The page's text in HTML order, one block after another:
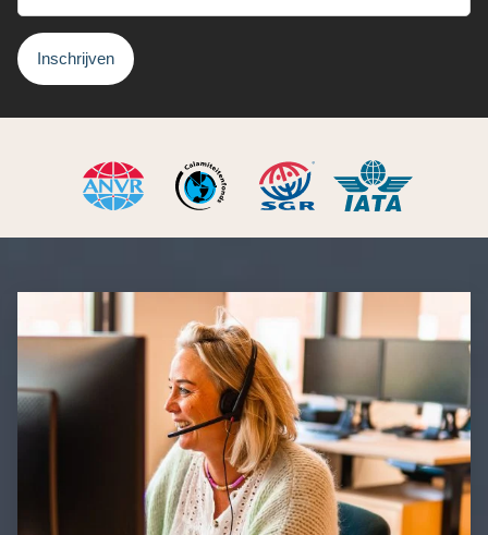
Inschrijven